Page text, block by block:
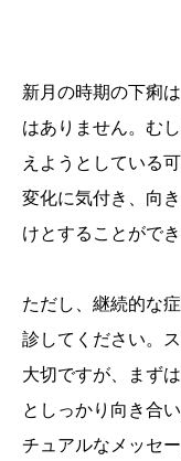
新月の時期の下痢
はありません。む
えようとしている
変化に気付き、向
けとすることがで
ただし、継続的な
診してください。
大切ですが、まず
としっかり向き合
チュアルなメッセ